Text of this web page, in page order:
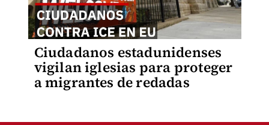
Ciudadanos estadunidenses
vigilan iglesias para proteger
a migrantes de redadas